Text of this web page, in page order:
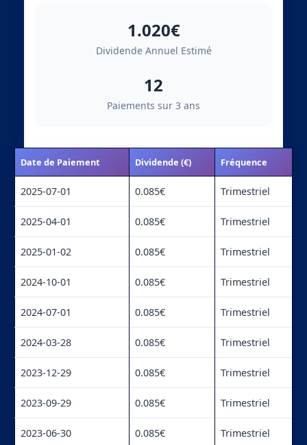
1.020€
Dividende Annuel Estimé
12
Paiements sur 3 ans
Date de Paiement Dividende (€) Fréquence
2025-07-01 0.085€ Trimestriel
2025-04-01 0.085€ Trimestriel
2025-01-02 0.085€ Trimestriel
2024-10-01 0.085€ Trimestriel
2024-07-01 0.085€ Trimestriel
2024-03-28 0.085€ Trimestriel
2023-12-29 0.085€ Trimestriel
2023-09-29 0.085€ Trimestriel
2023-06-30 0.085€ Trimestriel